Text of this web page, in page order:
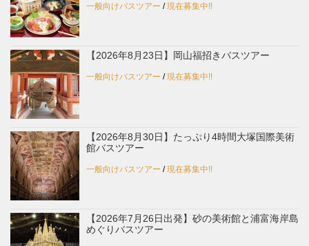
一般向けバスツアー /現在募集中!!
【2026年8月23日】岡山福招きバスツアー
一般向けバスツアー /現在募集中!!
【2026年8月30日】たっぷり4時間大塚国際美術
館バスツアー
一般向けバスツアー /現在募集中!!
【2026年7月26日出発】砂の美術館と浦富海岸島
めぐりバスツアー